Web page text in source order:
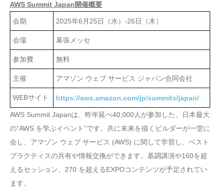
AWS Summit Japan開催概要
会期 2025年6月25日（水）-26日（木）
会場 幕張メッセ
参加費 無料
主催 アマゾン ウェブ サービス ジャパン合同会社
WEBサイト https://aws.amazon.com/jp/summits/japan/
AWS Summit Japanは、昨年延べ40,000人が参加した、日本最大
の“AWS を学ぶイベント”です。共に未来を描くビルダーが一堂に
会し、アマゾン ウェブ サービス (AWS) に関して学習し、ベスト
プラクティスの共有や情報交換ができます。基調講演や160を超
えるセッション、270 を超えるEXPOコンテンツが予定されてい
ます。